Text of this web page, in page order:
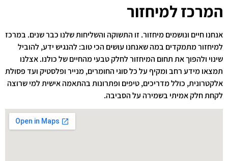
המרכז למיחזור
אנחנו חיים ונושמים מיחזור. זו התשוקה והשליחות שלנו כבר שנים. במרכז
למיחזור מתמקדים במה שאנחנו עושים הכי טוב: להנגיש ידע, להוביל
שינוי ולהפוך את תחום המיחזור לחלק טבעי מהחיים של כולנו. אצלנו
תמצאו מידע רחב ומקיף על כל סוגי החומרים, מנייר ופלסטיק ועד פסולת
אלקטרונית, כולל מדריכים, טיפים ופתרונות בהתאמה אישית למי שרוצה
לקחת חלק אמיתי בשמירה על הסביבה.